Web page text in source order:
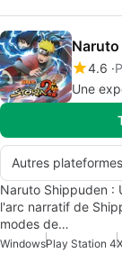
4.6
Une
Autres plateformes
Naruto Shippuden :
l'arc narratif de
modes de…
WindowsPlay Station 4